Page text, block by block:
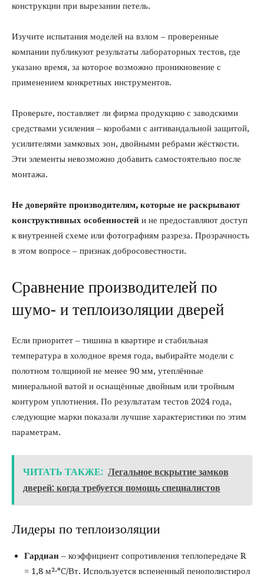
конструкции при вырезании петель.
Изучите испытания моделей на взлом – проверенные
компании публикуют результаты лабораторных тестов, где
указано время, за которое возможно проникновение с
применением конкретных инструментов.
Проверьте, поставляет ли фирма продукцию с заводскими
средствами усиления – коробами с антивандальной защитой,
усилителями замковых зон, двойными ребрами жёсткости.
Эти элементы невозможно добавить самостоятельно после
монтажа.
Не доверяйте производителям, которые не раскрывают
конструктивных особенностей и не предоставляют доступ
к внутренней схеме или фотографиям разреза. Прозрачность
в этом вопросе – признак добросовестности.
Сравнение производителей по
шумо- и теплоизоляции дверей
Если приоритет – тишина в квартире и стабильная
температура в холодное время года, выбирайте модели с
полотном толщиной не менее 90 мм, утеплённые
минеральной ватой и оснащённые двойным или тройным
контуром уплотнения. По результатам тестов 2024 года,
следующие марки показали лучшие характеристики по этим
параметрам.
ЧИТАТЬ ТАКЖЕ: Легальное вскрытие замков
дверей: когда требуется помощь специалистов
Лидеры по теплоизоляции
Гардиан – коэффициент сопротивления теплопередаче R
= 1,8 м²·°C/Вт. Используется вспененный пенополистирол